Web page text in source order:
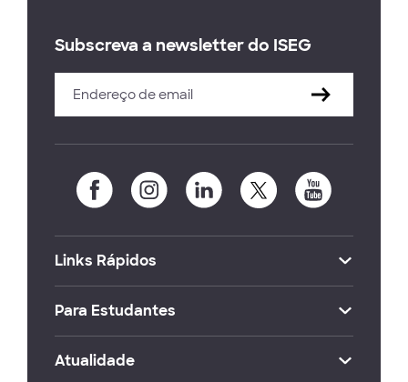
Subscreva a newsletter do ISEG
Links Rápidos
Para Estudantes
Atualidade